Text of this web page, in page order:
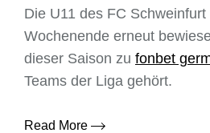
Die U11 des FC Schweinfurt
Wochenende erneut
dieser Saison zu fonbet
Teams der Liga gehört.
Read More